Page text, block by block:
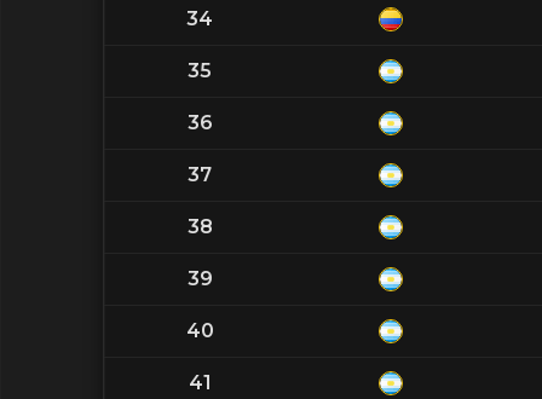
34
35
36
37
38
39
40
41